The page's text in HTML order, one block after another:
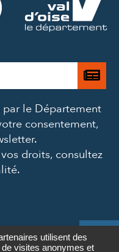
MAIL
Je
à
le Département
consentement,
droits, consultez
.
utilisent des
visites anonymes et